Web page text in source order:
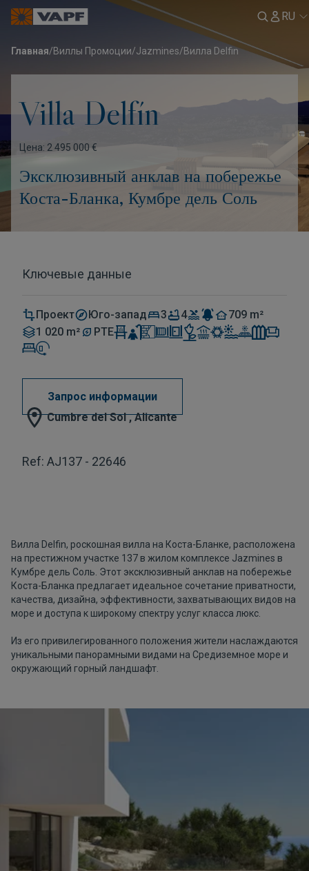
RU
Главная/Виллы Промоции/Jazmines/Вилла Delfin
Villa Delfín
Цена: 2 495 000 €
Эксклюзивный анклав на побережье
Коста-Бланка, Кумбре дель Соль
Ключевые данные
Проект Юго-запад 3 4
709 m²
1 020 m²
PTE
Запрос информации
Cumbre del Sol , Alicante
Ref: AJ137 - 22646
Вилла Delfin, роскошная вилла на Коста-Бланке, расположена
на престижном участке 137 в жилом комплексе Jazmines в
Кумбре дель Соль. Этот эксклюзивный анклав на побережье
Коста-Бланка предлагает идеальное сочетание приватности,
качества, дизайна, эффективности, захватывающих видов на
море и доступа к широкому спектру услуг класса люкс.
Из его привилегированного положения жители наслаждаются
уникальными панорамными видами на Средиземное море и
окружающий горный ландшафт.